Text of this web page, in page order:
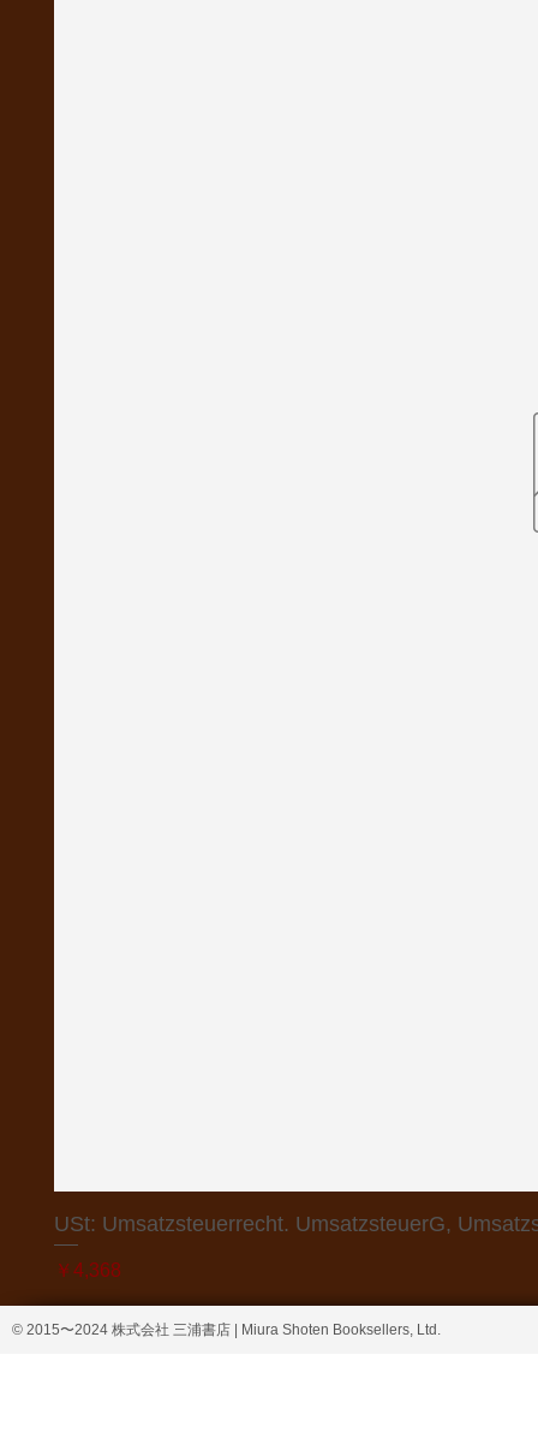
USt: Umsatzsteuerrecht. UmsatzsteuerG,
価格
￥4,368
© 2015〜2024 株式会社 三浦書店 | Miura Shoten Booksellers, Ltd.